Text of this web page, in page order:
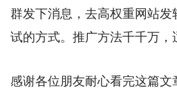
群发下消息，去高权重网站发
试的方式。推广方法千千万，
感谢各位朋友耐心看完这篇